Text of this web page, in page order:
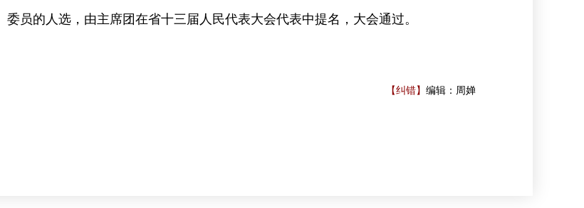
员的人选，由主席团在省十三届人民代表大会代表中提名，大会通过。
【纠错】 编辑：周婵